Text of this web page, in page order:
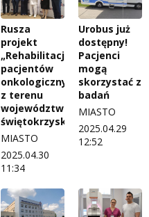
Rusza
projekt
„Rehabilitacja
pacjentów
onkologicznych
z terenu
województwa
świętokrzyskiego”
MIASTO
2025.04.30
11:34
Urobus już
dostępny!
Pacjenci
mogą
skorzystać z
badań
MIASTO
2025.04.29
12:52